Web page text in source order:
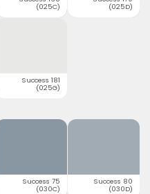
(025C)
(025D)
Success 181
(025G)
Success 75
(030C)
Success 80
(030D)